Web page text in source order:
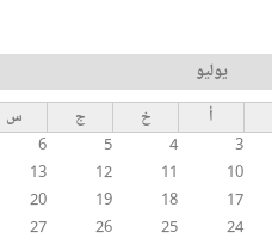
يوليو
أ خ ج
س
3
4
5
6
10
11
12
13
17
18
19
20
24
25
26
27